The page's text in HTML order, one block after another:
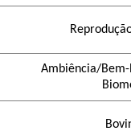
Ambiência/